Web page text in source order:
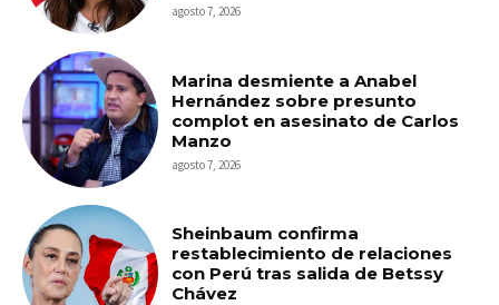
agosto 7, 2026
Marina desmiente a Anabel
Hernández sobre presunto
complot en asesinato de Carlos
Manzo
agosto 7, 2026
Sheinbaum confirma
restablecimiento de relaciones
con Perú tras salida de Betssy
Chávez